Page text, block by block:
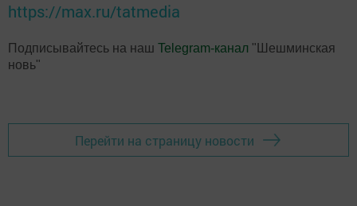
https://max.ru/tatmedia
Подписывайтесь на наш Telegram-канал "Шешминская
новь"
Перейти на страницу новости